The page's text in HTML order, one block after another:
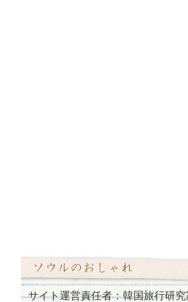
サイト運営責任者：韓国旅行研